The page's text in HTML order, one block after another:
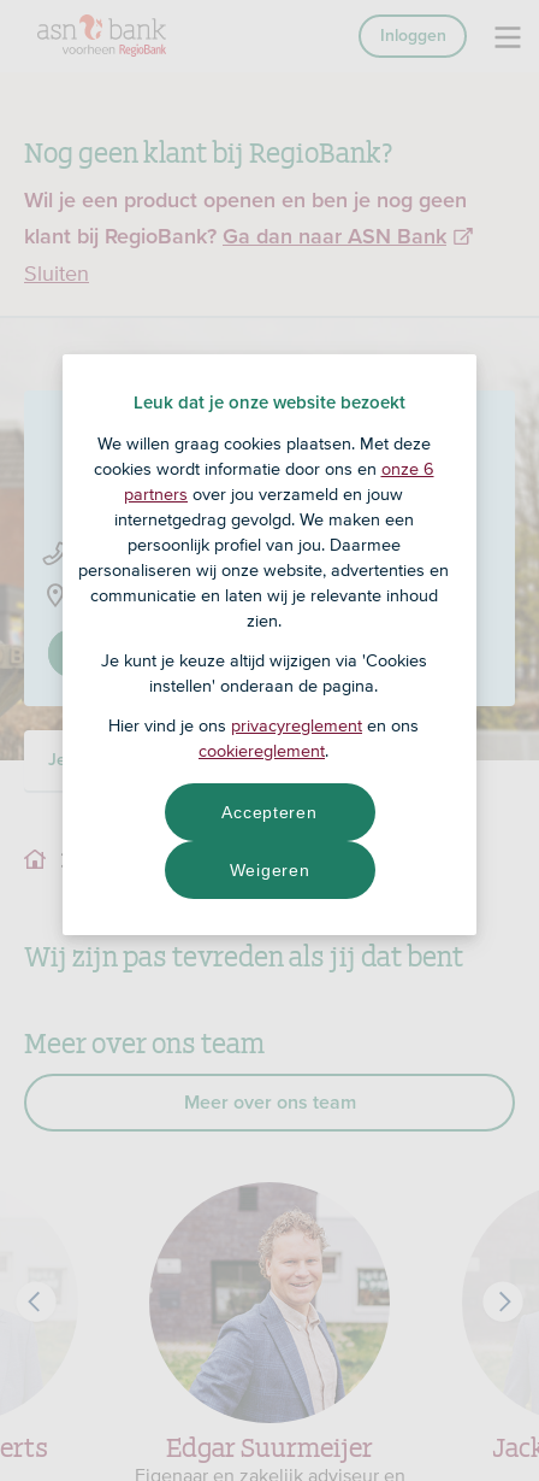
Nog geen klant bij RegioBank?
Wil je een product openen en ben je nog geen
klant bij RegioBank? Ga dan naar ASN Bank
Sluiten
Inloggen
ROX financieel adviesin
Annen
050 - 853 84 17
Zuidlaarderweg 124 A, 9468 AJ
Stel in als mijn adviseur
Je adviseur Ons team
Je adviseur
Wij zijn pas tevreden als jij dat bent
Meer over ons team
Meer over ons team
Edgar Suurmeijer
Eigenaar en zakelijk adviseur en
Leuk dat je onze website bezoekt
We willen graag cookies plaatsen. Met deze
cookies wordt informatie door ons en onze 6
partners over jou verzameld en jouw
internetgedrag gevolgd. We maken een
persoonlijk profiel van jou. Daarmee
personaliseren wij onze website, advertenties en
communicatie en laten wij je relevante inhoud
zien.
Je kunt je keuze altijd wijzigen via 'Cookies
instellen' onderaan de pagina.
Hier vind je ons privacyreglement en ons
cookiereglement.
Weigeren
Accepteren